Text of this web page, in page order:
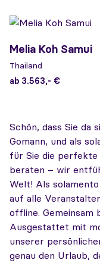
Melia Koh Samui
Thailand
ab 3.563,- €
Schön, dass Sie da
Gomann, und als
für Sie die perfekte
beraten – wir
Welt! Als
auf alle
offline. Gemeinsam
Ausgestattet mit
unserer
genau den Urlaub,